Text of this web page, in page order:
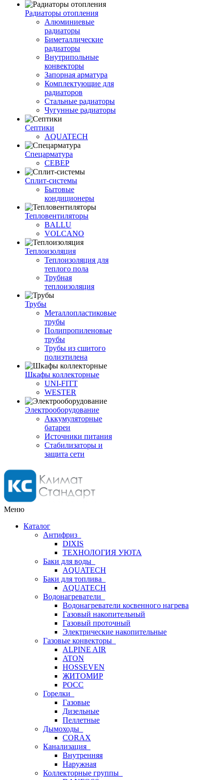
Радиаторы отопления
Алюминиевые
радиаторы
Биметаллические
радиаторы
Внутрипольные
конвекторы
Запорная арматура
Комплектующие для
радиаторов
Стальные радиаторы
Чугунные радиаторы
Септики
AQUATECH
Спецарматура
СЕВЕР
Сплит-системы
Бытовые
кондиционеры
Тепловентиляторы
BALLU
VOLCANO
Теплоизоляция
Теплоизоляция для
теплого пола
Трубная
теплоизоляция
Трубы
Металлопластиковые
трубы
Полипропиленовые
трубы
Трубы из сшитого
полиэтилена
Шкафы коллекторные
UNI-FITT
WESTER
Электрооборудование
Аккумуляторные
батареи
Источники питания
Стабилизаторы и
защита сети
Меню
Каталог
Антифриз
DIXIS
ТЕХНОЛОГИЯ УЮТА
Баки для воды
AQUATECH
Баки для топлива
AQUATECH
Водонагреватели
Водонагреватели косвенного нагрева
Газовый накопительный
Газовый проточный
Электрические накопительные
Газовые конвекторы
ALPINE AIR
ATON
HOSSEVEN
ЖИТОМИР
РОСС
Горелки
Газовые
Дизельные
Пеллетные
Дымоходы
CORAX
Канализация
Внутренняя
Наружная
Коллекторные группы